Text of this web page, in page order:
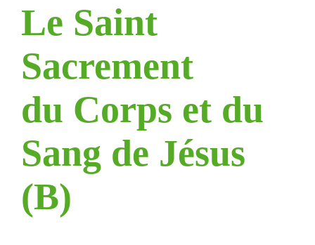
Le Saint
Sacrement
du Corps et du
Sang de Jésus
(B)